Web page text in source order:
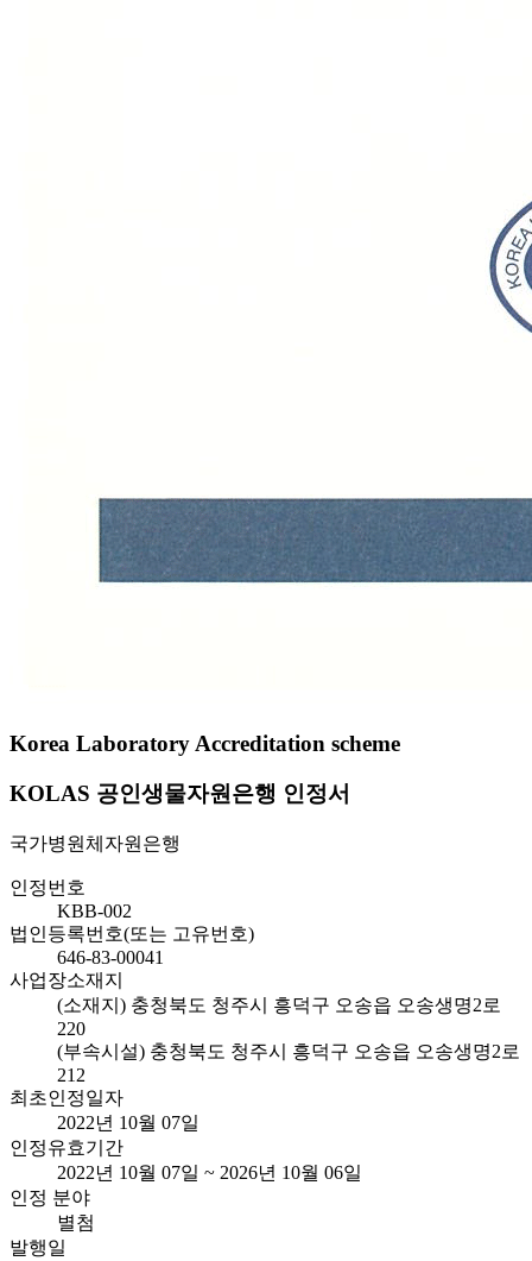
Korea Laboratory Accreditation scheme
KOLAS 공인생물자원은행 인정서
국가병원체자원은행
인정번호
KBB-002
법인등록번호(또는 고유번호)
646-83-00041
사업장소재지
(소재지) 충청북도 청주시 흥덕구 오송읍 오송생명2로
220
(부속시설) 충청북도 청주시 흥덕구 오송읍 오송생명2로
212
최초인정일자
2022년 10월 07일
인정유효기간
2022년 10월 07일 ~ 2026년 10월 06일
인정 분야
별첨
발행일